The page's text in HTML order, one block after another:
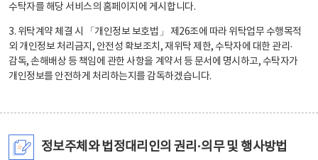
수탁자를 해당 서비스의 홈페이지에 게시합니다.
3. 위탁계약 체결 시 「개인정보 보호법」 제26조에 따라 위탁업무 수행목적
외 개인정보 처리금지, 안전성 확보조치, 재위탁 제한, 수탁자에 대한 관리·
감독, 손해배상 등 책임에 관한 사항을 계약서 등 문서에 명시하고, 수탁자가
개인정보를 안전하게 처리하는지를 감독하겠습니다.
정보주체와 법정대리인의 권리·의무 및 행사방법